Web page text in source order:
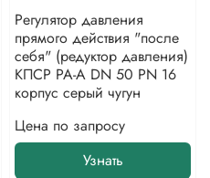
Регулятор давления
прямого действия "после
себя" (редуктор давления)
КПСР РА-А DN 50 PN 16
корпус серый чугун
Цена по запросу
Узнать